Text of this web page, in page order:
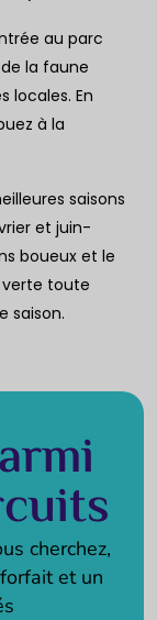
au parc
la faune
locales. En
à la
saisons
et juin-
boueux et le
verte toute
saison.
cherchez,
et un